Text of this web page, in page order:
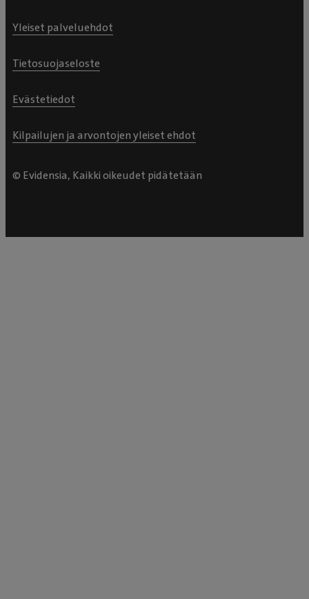
Yleiset palveluehdot
Tietosuojaseloste
Evästetiedot
Kilpailujen ja arvontojen yleiset ehdot
© Evidensia, Kaikki oikeudet pidätetään